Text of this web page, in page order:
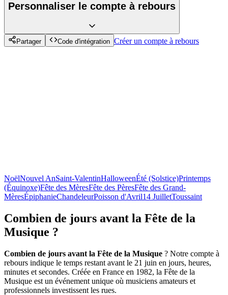
Personnaliser le compte à rebours
Partager Code d'intégration Créer un compte à rebours
NoëlNouvel AnSaint-ValentinHalloweenÉté (Solstice)Printemps
(Équinoxe)Fête des MèresFête des PèresFête des Grand-
MèresÉpiphanieChandeleurPoisson d'Avril14 JuilletToussaint
Combien de jours avant la Fête de la
Musique ?
Combien de jours avant la Fête de la Musique ? Notre compte à
rebours indique le temps restant avant le 21 juin en jours, heures,
minutes et secondes. Créée en France en 1982, la Fête de la
Musique est un événement unique où musiciens amateurs et
professionnels investissent les rues.